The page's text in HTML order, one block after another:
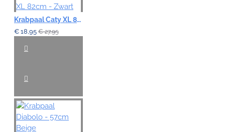
Krabpaal Caty XL 82cm - Zwart
€ 18,95 € 27,95